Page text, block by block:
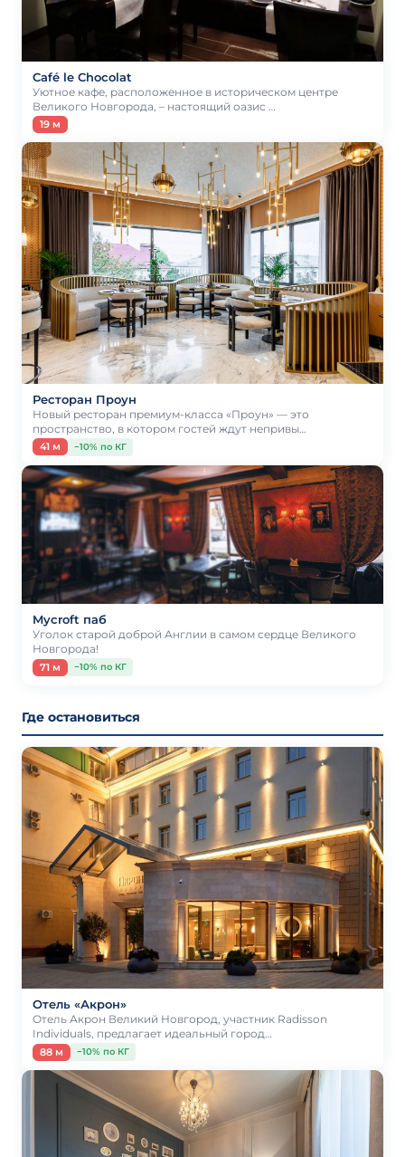
Café le Chocolat
Уютное кафе, расположенное в историческом центре
Великого Новгорода, – настоящий оазис …
19 м
Ресторан Проун
Новый ресторан премиум-класса «Проун» — это
пространство, в котором гостей ждут непривы…
41 м −10% по КГ
Mycroft паб
Уголок старой доброй Англии в самом сердце Великого
Новгорода!
71 м −10% по КГ
Где остановиться
Отель «Акрон»
Отель Акрон Великий Новгород, участник Radisson
Individuals, предлагает идеальный город…
88 м −10% по КГ